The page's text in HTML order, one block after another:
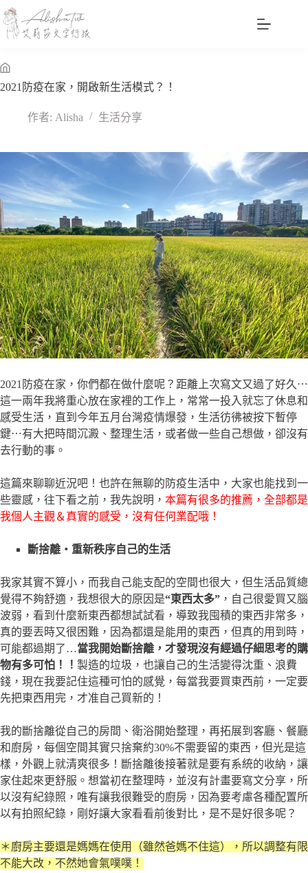
跳
至
主
內
容
無
2021防疫在家，開啟新生活模式？！
作者: Alisha 生活分享
2021防疫在家，你們都在做什麼呢？距離上次寫文又過了好久⋯
這一兩年我將重心放在家裡的工作上，常常一投入就忘了休息和
感受生活，直到今年五月台灣疫情爆發，生活彷彿被按下暫停
鍵⋯有大把時間沉澱、整理生活，或者做一些自己想做，卻沒有
去行動的事。
這篇來聊聊近況吧！也許在無聊的防疫生活中，大家也能找到一
些靈感，往下看之前，我先說明， 本篇有很多的推薦，全部都是
我個人主觀＆真實的感受，沒有任何業配哦！
斷捨離・重新秩序自己的生活
我家其實不算小，而我自己能支配的空間也很大，但生活品質總
覺得不夠舒適，我想很大的原因是“東西太多” ，自己很愛買又腦
波弱，看到什麼新東西都想試試看，導致我囤積的東西非常多，
真的要丟時又很困難，因為都還是能用的東西，但真的用到時，
可能都過期了…當我開始斷捨離，才發現沒有經過仔細思考的購
物有多可怕！！ 製造的垃圾，也讓自己的生活變得沈重、浪費
錢，現在我要記住這種可怕的感覺，每當我要買東西前，一定要
先把東西用完，才准自己買新的！
我的斷捨離從自己的房間、衛浴開始整理，再拓展到客廳、餐廳
和廚房，每個空間其實只捨棄約30%不需要留的東西，但光是這
樣，外觀上就清爽很多！斷捨離後接著就是要有系統的收納，讓
家住起來更舒服。想當初在整理時，並沒有計畫要寫文分享，所
以沒有紀錄照，唯有讓我很難受的廚房，因為要考慮各種配置所
以有拍照紀錄，剛好讓大家看看前後對比，是不是好很多呢？
＊廚房主要還是媽媽在使用（雖然爸媽不住這），所以調整有限
不能大改，不然她會氣噗噗！